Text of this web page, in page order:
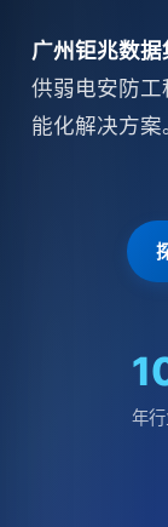
广州钜兆数据
供弱电安防工
能化解决方
年